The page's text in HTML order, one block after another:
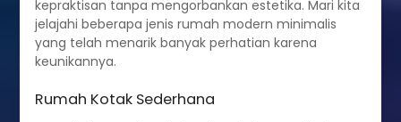
kepraktisan tanpa mengorbankan estetika. Mari kita
jelajahi beberapa jenis rumah modern minimalis
yang telah menarik banyak perhatian karena
keunikannya.
Rumah Kotak Sederhana